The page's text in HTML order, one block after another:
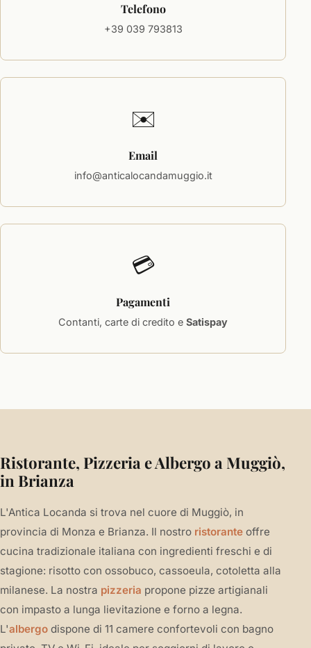
Telefono
+39 039 793813
✉️
Email
info@anticalocandamuggio.it
💳
Pagamenti
Contanti, carte di credito eSatispay
Ristorante, Pizzeria e Albergo a Muggiò,
in Brianza
L'Antica Locanda si trova nel cuore di Muggiò, in
provincia di Monza e Brianza. Il nostro ristorante offre
cucina tradizionale italiana con ingredienti freschi e di
stagione: risotto con ossobuco, cassoeula, cotoletta alla
milanese. La nostra pizzeria propone pizze artigianali
con impasto a lunga lievitazione e forno a legna.
L'albergo dispone di 11 camere confortevoli con bagno